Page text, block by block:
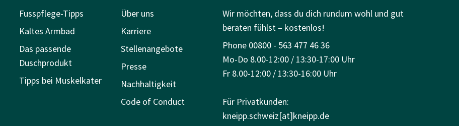
Fusspflege-Tipps
Kaltes Armbad
Das passende
Duschprodukt
Tipps bei Muskelkater
Über uns
Karriere
Stellenangebote
Presse
Nachhaltigkeit
Code of Conduct
Wir möchten, dass du dich rundum wohl und gut
beraten fühlst – kostenlos!
Phone 00800 - 563 477 46 36
Mo-Do 8.00-12:00 / 13:30-17:00 Uhr
Fr 8.00-12:00 / 13:30-16:00 Uhr
Für Privatkunden:
kneipp.schweiz[at]kneipp.de